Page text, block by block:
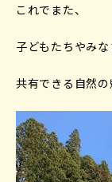
これでまた、
子どもたちやみな
共有できる自然の